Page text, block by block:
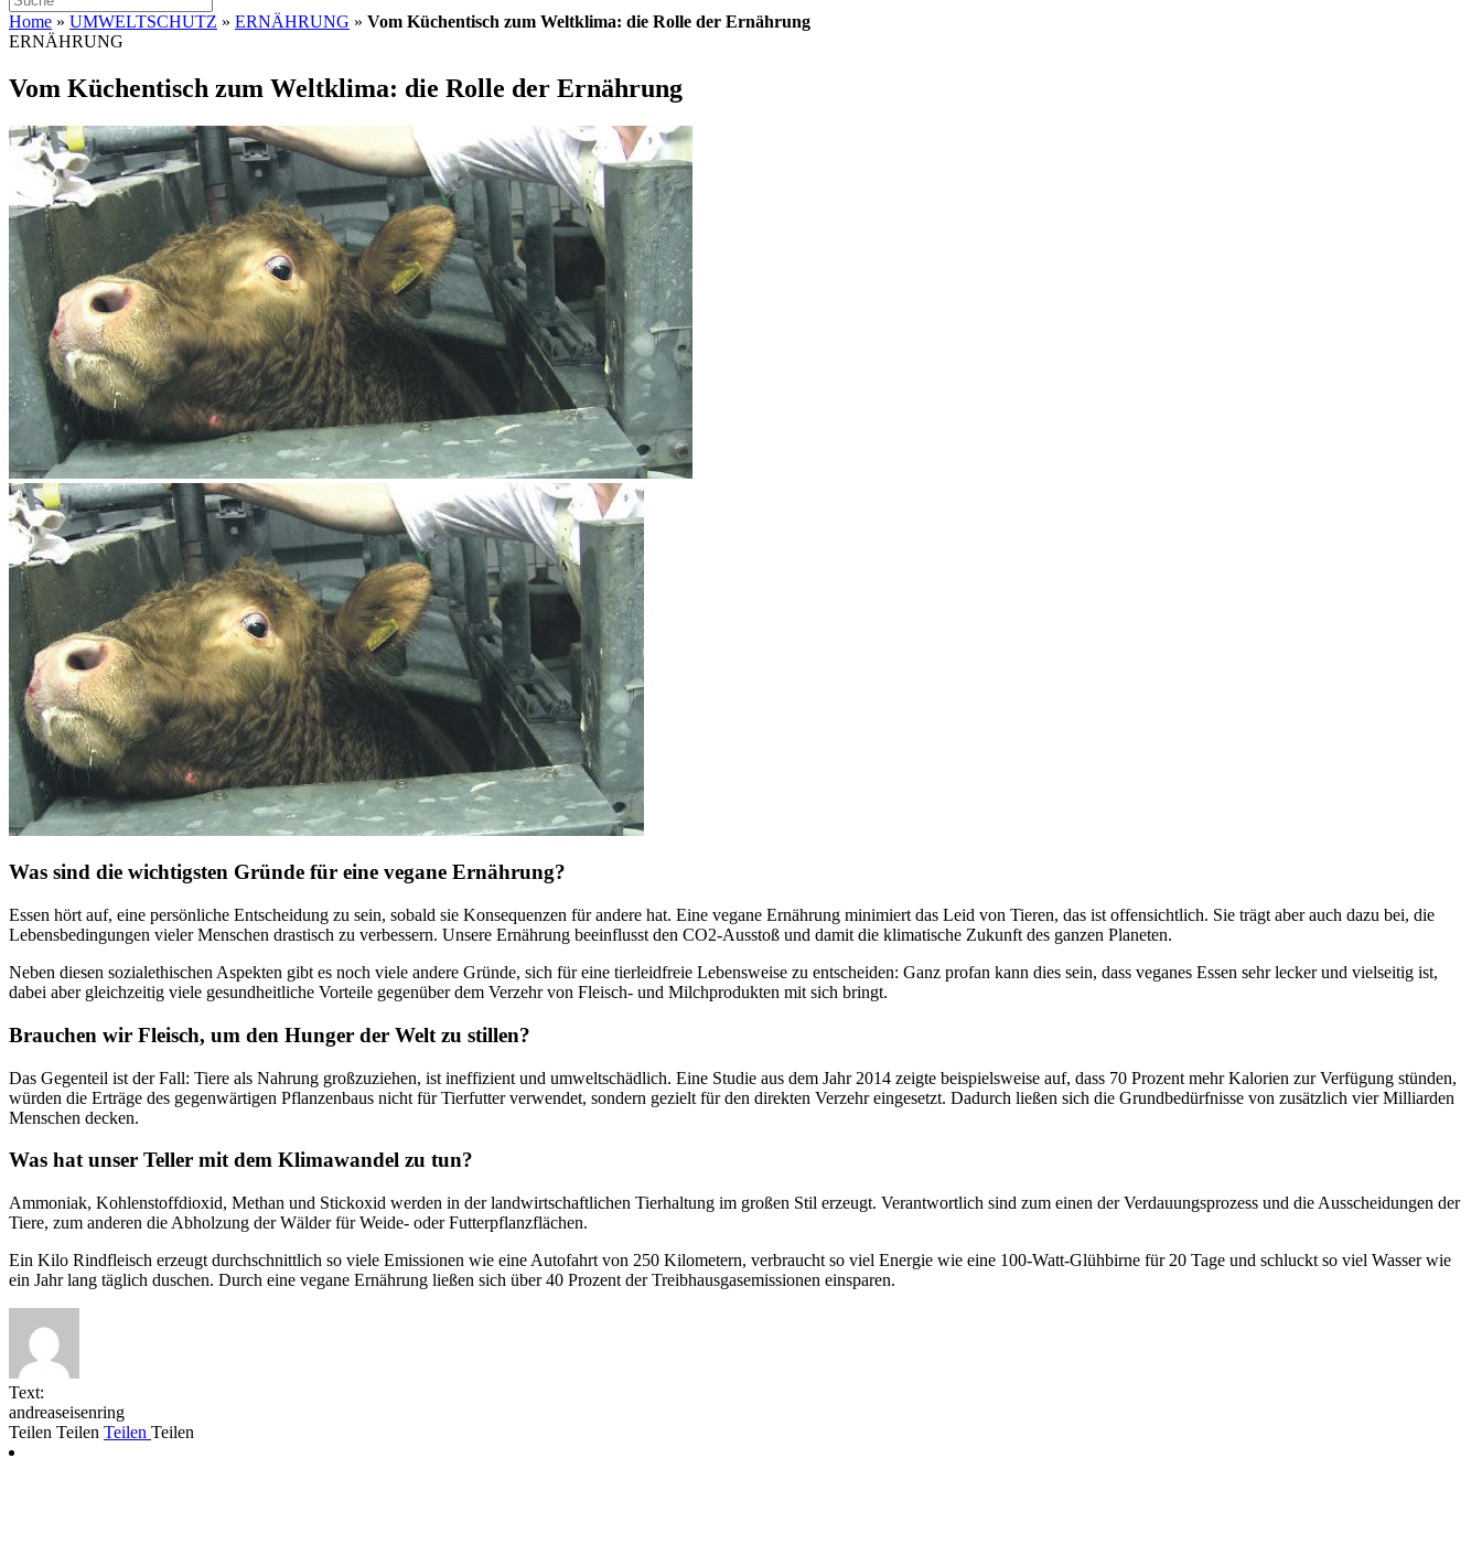
Home » UMWELTSCHUTZ » ERNÄHRUNG » Vom Küchentisch zum Weltklima: die Rolle der Ernährung
ERNÄHRUNG
Vom Küchentisch zum Weltklima: die Rolle der Ernährung
Was sind die wichtigsten Gründe für eine vegane Ernährung?
Essen hört auf, eine persönliche Entscheidung zu sein, sobald sie Konsequenzen für andere hat. Eine vegane Ernährung minimiert das Leid von Tieren, das ist offensichtlich. Sie trägt aber auch dazu bei, die
Lebensbedingungen vieler Menschen drastisch zu verbessern. Unsere Ernährung beeinflusst den CO2-Ausstoß und damit die klimatische Zukunft des ganzen Planeten.
Neben diesen sozialethischen Aspekten gibt es noch viele andere Gründe, sich für eine tierleidfreie Lebensweise zu entscheiden: Ganz profan kann dies sein, dass veganes Essen sehr lecker und vielseitig ist,
dabei aber gleichzeitig viele gesundheitliche Vorteile gegenüber dem Verzehr von Fleisch- und Milchprodukten mit sich bringt.
Brauchen wir Fleisch, um den Hunger der Welt zu stillen?
Das Gegenteil ist der Fall: Tiere als Nahrung großzuziehen, ist ineffizient und umweltschädlich. Eine Studie aus dem Jahr 2014 zeigte beispielsweise auf, dass 70 Prozent mehr Kalorien zur Verfügung stünden,
würden die Erträge des gegenwärtigen Pflanzenbaus nicht für Tierfutter verwendet, sondern gezielt für den direkten Verzehr eingesetzt. Dadurch ließen sich die Grundbedürfnisse von zusätzlich vier Milliarden
Menschen decken.
Was hat unser Teller mit dem Klimawandel zu tun?
Ammoniak, Kohlenstoffdioxid, Methan und Stickoxid werden in der landwirtschaftlichen Tierhaltung im großen Stil erzeugt. Verantwortlich sind zum einen der Verdauungsprozess und die Ausscheidungen der
Tiere, zum anderen die Abholzung der Wälder für Weide- oder Futterpflanzflächen.
Ein Kilo Rindfleisch erzeugt durchschnittlich so viele Emissionen wie eine Autofahrt von 250 Kilometern, verbraucht so viel Energie wie eine 100-Watt-Glühbirne für 20 Tage und schluckt so viel Wasser wie
ein Jahr lang täglich duschen. Durch eine vegane Ernährung ließen sich über 40 Prozent der Treibhausgasemissionen einsparen.
Text:
andreaseisenring
Teilen Teilen Teilen Teilen